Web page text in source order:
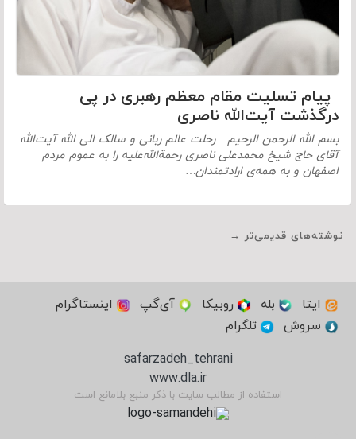
پیام تسلیت مقام معظم رهبری در پی
درگذشت آیت‌الله ناصری
بسم الله الرحمن الرحیم رحلت عالم ربانی و سالک الی الله آیت‌الله
آقای حاج شیخ محمدعلی ناصری رحمةالله‌علیه را به عموم مردم
اصفهان و به همه‌ی ارادتمندان…
نوشته‌های قدیمی‌تر →
ایتا بله روبیکا آی‌گپ
اینستاگرام
سروش
تلگرام
safarzadeh_tehrani
www.dla.ir
استفاده از مطالب سایت با ذکر منبع بلامانع است